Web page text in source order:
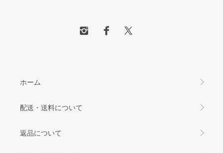
ホーム
配送・送料について
返品について